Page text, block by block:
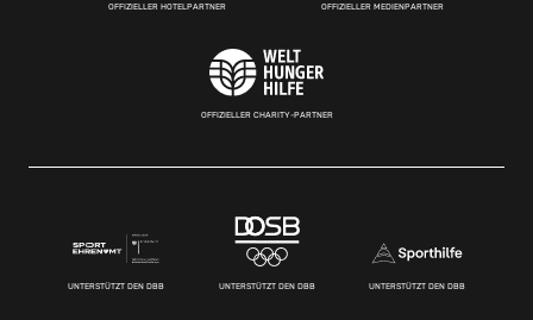
OFFIZIELLER HOTELPARTNER OFFIZIELLER MEDIENPARTNER
OFFIZIELLER CHARITY-PARTNER
UNTERSTÜTZT DEN DBB UNTERSTÜTZT DEN DBB UNTERSTÜTZT DEN DBB